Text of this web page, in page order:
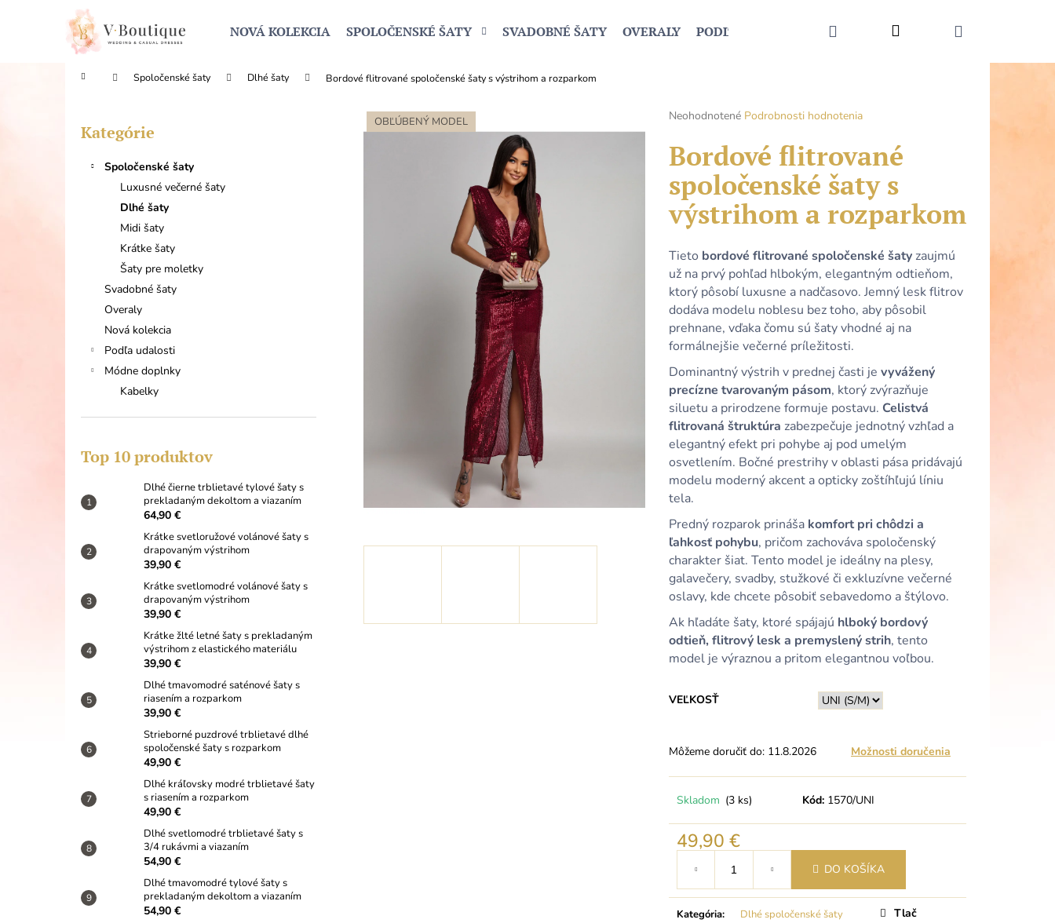
NOVÁ KOLEKCIA SPOLOČENSKÉ ŠATY SVADOBNÉ ŠATY OVERALY PODĽA UDALOSTI MÓDNE DOPLNKY
HĽADAŤPrihlásenie
Domov Spoločenské šaty Dlhé šaty Bordové flitrované spoločenské šaty s výstrihom a rozparkom
Preskočiť
kategórie
Kategórie
Spoločenské šaty
Luxusné večerné šaty
Dlhé šaty
Midi šaty
Krátke šaty
Šaty pre moletky
Svadobné šaty
Overaly
Nová kolekcia
Podľa udalosti
Módne doplnky
Kabelky
Top 10 produktov
Dlhé čierne trblietavé tylové šaty s
prekladaným dekoltom a viazaním
64,90 €
Krátke svetloružové volánové šaty s
drapovaným výstrihom
39,90 €
Krátke svetlomodré volánové šaty s
drapovaným výstrihom
39,90 €
Krátke žlté letné šaty s prekladaným
výstrihom z elastického materiálu
39,90 €
Dlhé tmavomodré saténové šaty s
riasením a rozparkom
39,90 €
Strieborné puzdrové trblietavé dlhé
spoločenské šaty s rozparkom
49,90 €
Dlhé kráľovsky modré trblietavé šaty
s riasením a rozparkom
49,90 €
Dlhé svetlomodré trblietavé šaty s
3/4 rukávmi a viazaním
54,90 €
Dlhé tmavomodré tylové šaty s
prekladaným dekoltom a viazaním
54,90 €
Priemerné
produktu
je
z
hviezdičiek.
Neohodnotené Podrobnosti hodnotenia
Bordové flitrované
spoločenské šaty s
výstrihom a rozparkom
Tieto bordové flitrované spoločenské šaty zaujmú
už na prvý pohľad hlbokým, elegantným odtieňom,
ktorý pôsobí luxusne a nadčasovo. Jemný lesk flitrov
dodáva modelu noblesu bez toho, aby pôsobil
prehnane, vďaka čomu sú šaty vhodné aj na
formálnejšie večerné príležitosti.
Dominantný výstrih v prednej časti je vyvážený
precízne tvarovaným pásom, ktorý zvýrazňuje
siluetu a prirodzene formuje postavu. Celistvá
flitrovaná štruktúra zabezpečuje jednotný vzhľad a
elegantný efekt pri pohybe aj pod umelým
osvetlením. Bočné prestrihy v oblasti pása pridávajú
modelu moderný akcent a opticky zoštíhľujú líniu
tela.
Predný rozparok prináša komfort pri chôdzi a
ľahkosť pohybu, pričom zachováva spoločenský
charakter šiat. Tento model je ideálny na plesy,
galavečery, svadby, stužkové či exkluzívne večerné
oslavy, kde chcete pôsobiť sebavedomo a štýlovo.
Ak hľadáte šaty, ktoré spájajú hlboký bordový
odtieň, flitrový lesk a premyslený strih, tento
model je výraznou a pritom elegantnou voľbou.
VEĽKOSŤ
Môžeme doručiť do: 11.8.2026 Možnosti doručenia
Skladom (3 ks) Kód: 1570/UNI
49,90 €
cena:
DO KOŠÍKA
Kategória:
Dlhé spoločenské šaty
Tlač
OBĽÚBENÝ MODEL
Späť
Späť
Čo potrebujete nájsť?
Odporúčame
Nasledujúce
DLHÉ ČIERNE TRBLIETAVÉ TYLOVÉ
ŠATY S PREKLADANÝM DEKOLTOM A
KRÁTKE SVETLORUŽOVÉ VOLÁNOVÉ
ŠATY S DRAPOVANÝM VÝSTRIHOM
KRÁTKE SVETLOMODRÉ VOLÁNOVÉ
ŠATY S DRAPOVANÝM VÝSTRIHOM